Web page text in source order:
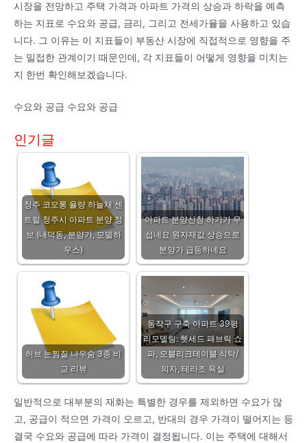
시장을 전망하고 주택 가격과 아파트 가격의 상승과 하락을 예측
하는 지표로 수요와 공급, 금리, 그리고 전세가율을 사용하고 있습
니다. 그 이유는 이 지표들이 부동산 시장에 직접적으로 영향을 주
는 밀접한 관계이기 때문인데, 각 지표들이 어떻게 영향을 미치는
지 한번 확인해보겠습니다.
수요와 공급 수요와 공급
인기글
청주 코오롱 율량 하늘채 센
트럴 청주시 아파트 분양 정
보 (내덕동, 분양가, 모델하
우스)
아파트 분양신청 하기가 무
섭네요 원자재값 상승으로
분양가 급등하네요
허브 눈찜질 나우숨 3종 비
교 리뷰
동작구 구축 아파트 39평
리모델링: 헷세드 패브릭 쇼
파, 오블리크테이블 식탁/
의자, 테라조 욕실
일반적으로 대부분의 재화는 특별한 경우를 제외하면 수요가 많
고, 공급이 적으면 가격이 오르고, 반대의 경우 가격이 떨어지는 등
결국 수요와 공급에 따라 가격이 결정됩니다. 이는 주택에 대해서